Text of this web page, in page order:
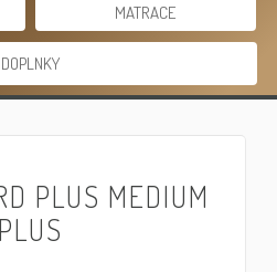
MATRACE
DOPLNKY
PLUS MEDIUM
PLUS